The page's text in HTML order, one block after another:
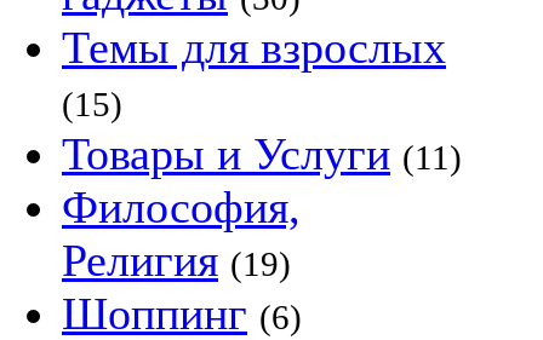
Темы для взрослых
(15)
Товары и Услуги (11)
Философия,
Религия (19)
Шоппинг (6)